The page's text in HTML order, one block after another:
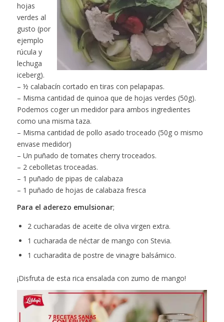
hojas
verdes al
gusto (por
ejemplo
rúcula y
lechuga
iceberg).
– ½ calabacín cortado en tiras con pelapapas.
– Misma cantidad de quinoa que de hojas verdes (50g).
Podemos coger un medidor para ambos ingredientes
como una misma taza.
– Misma cantidad de pollo asado troceado (50g o mismo
envase medidor)
– Un puñado de tomates cherry troceados.
– 2 cebolletas troceadas.
– 1 puñado de pipas de calabaza
– 1 puñado de hojas de calabaza fresca
Para el aderezo emulsionar;
2 cucharadas de aceite de oliva virgen extra.
1 cucharada de néctar de mango con Stevia.
1 cucharadita de postre de vinagre balsámico.
¡Disfruta de esta rica ensalada con zumo de mango!